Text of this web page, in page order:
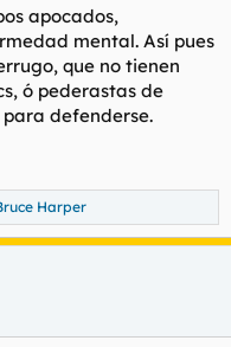
apocados,
mental. Así pues
que no tienen
ó pederastas de
defenderse.
Harper